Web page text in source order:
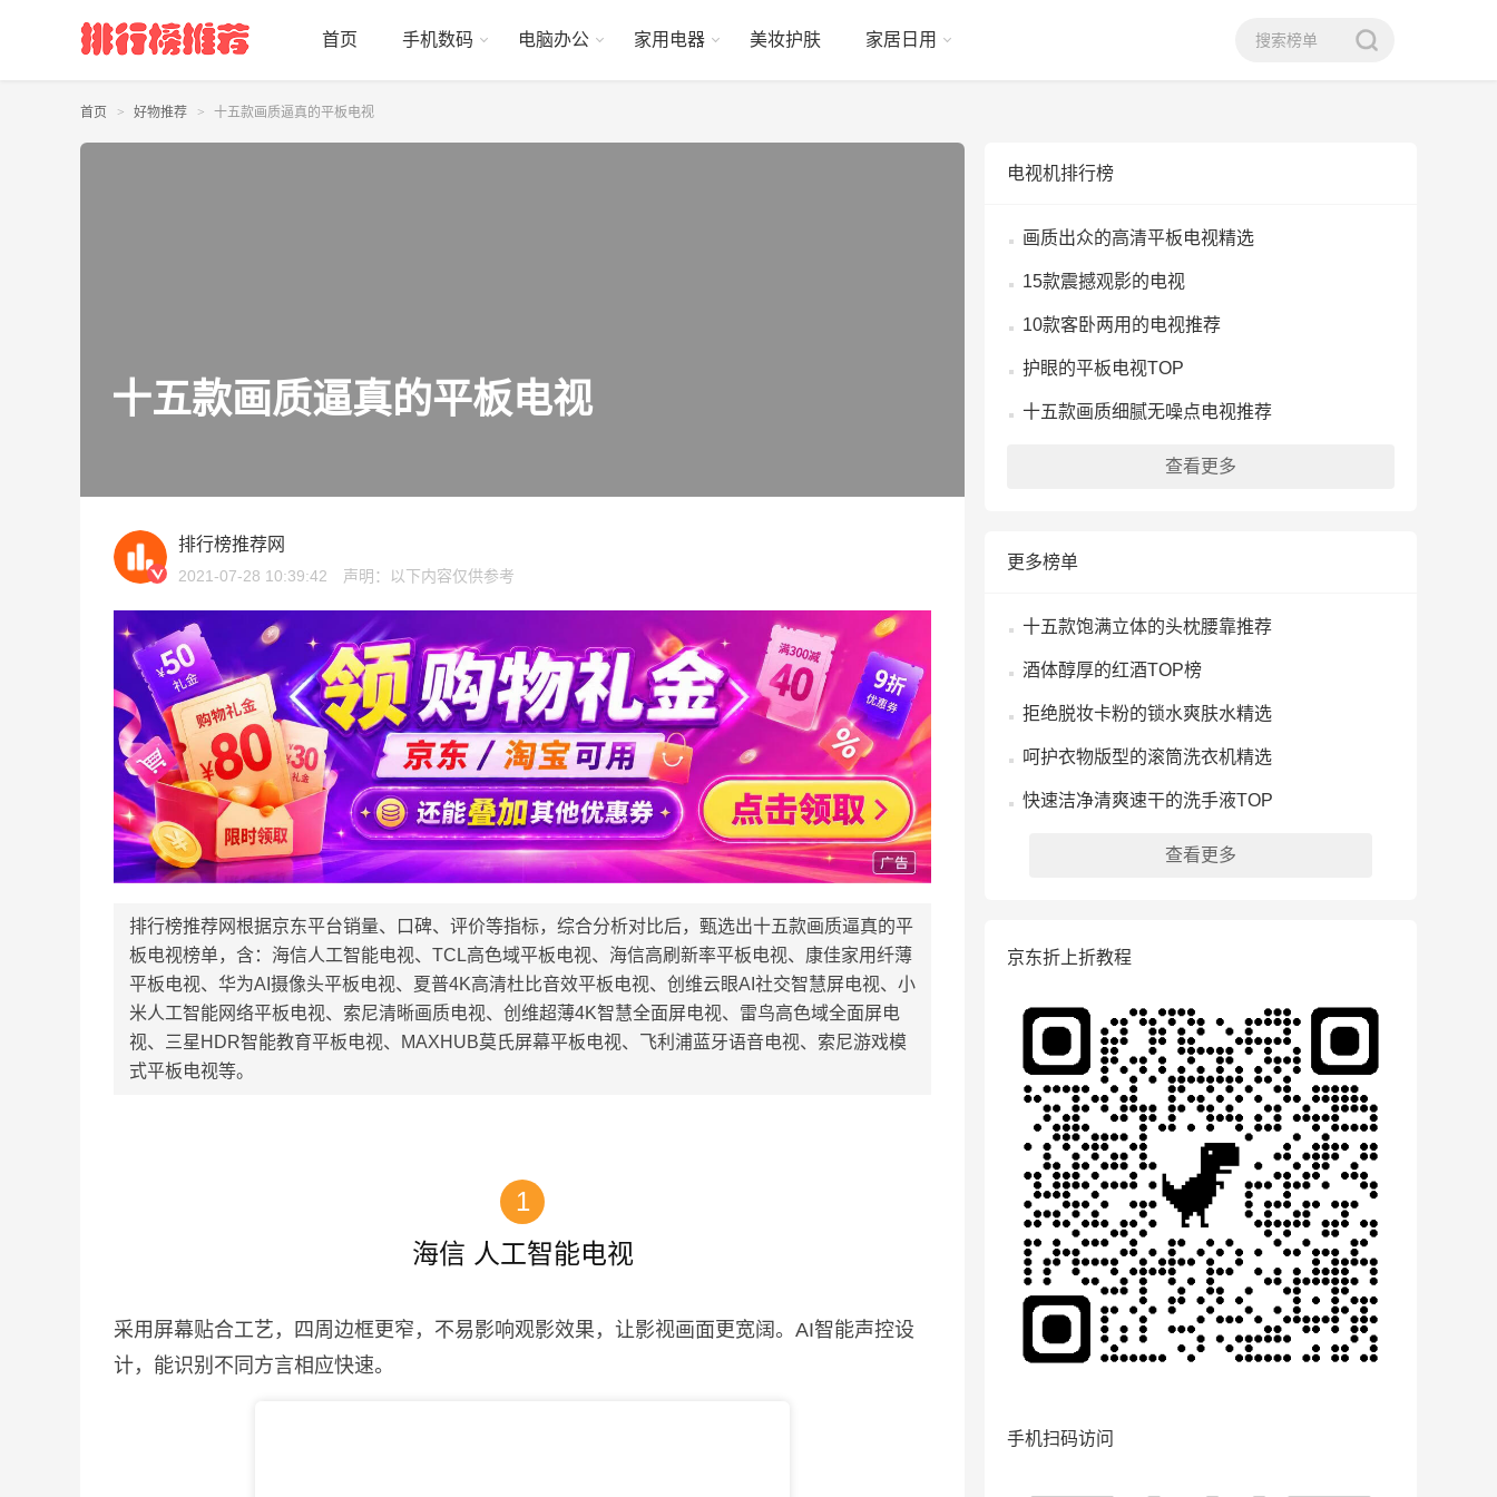
首页 手机数码 电脑办公 家用电器 美妆护肤 家居日用
首页 好物推荐 十五款画质逼真的平板电视
十五款画质逼真的平板电视
排行榜推荐网
2021-07-28 10:39:42 声明：以下内容仅供参考
排行榜推荐网根据京东平台销量、口碑、评价等指标，综合分析对比后，甄选出十五款画质逼真的平
板电视榜单，含：海信人工智能电视、TCL高色域平板电视、海信高刷新率平板电视、康佳家用纤薄
平板电视、华为AI摄像头平板电视、夏普4K高清杜比音效平板电视、创维云眼AI社交智慧屏电视、小
米人工智能网络平板电视、索尼清晰画质电视、创维超薄4K智慧全面屏电视、雷鸟高色域全面屏电
视、三星HDR智能教育平板电视、MAXHUB莫氏屏幕平板电视、飞利浦蓝牙语音电视、索尼游戏模
式平板电视等。
1
海信 人工智能电视
采用屏幕贴合工艺，四周边框更窄，不易影响观影效果，让影视画面更宽阔。AI智能声控设
计，能识别不同方言相应快速。
电视机排行榜
画质出众的高清平板电视精选
15款震撼观影的电视
10款客卧两用的电视推荐
护眼的平板电视TOP
十五款画质细腻无噪点电视推荐
查看更多
更多榜单
十五款饱满立体的头枕腰靠推荐
酒体醇厚的红酒TOP榜
拒绝脱妆卡粉的锁水爽肤水精选
呵护衣物版型的滚筒洗衣机精选
快速洁净清爽速干的洗手液TOP
查看更多
京东折上折教程
手机扫码访问